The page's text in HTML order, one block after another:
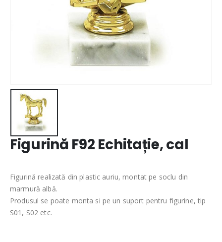
Figurină F92 Echitație, cal
Figurină realizată din plastic auriu, montat pe soclu din
marmură albă.
Produsul se poate monta si pe un suport pentru figurine, tip
S01, S02 etc.